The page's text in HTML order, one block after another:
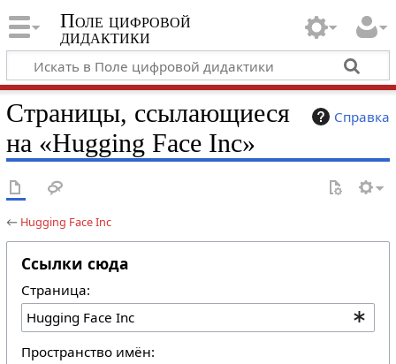
Поле цифровой
дидактики
Справка
Страницы, ссылающиеся
на «Hugging Face Inc»
← Hugging Face Inc
Ссылки сюда
Страница:
Пространство имён: